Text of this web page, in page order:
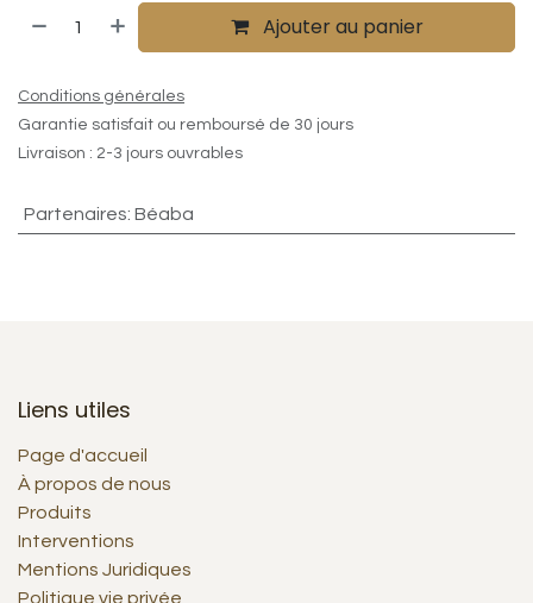
Ajouter au panier
Conditions générales
Garantie satisfait ou remboursé de 30 jours
Livraison : 2-3 jours ouvrables
Partenaires: Béaba
Liens utiles
Page d'accueil
À propos de nous
Produits
Interventions
Mentions Juridiques
Politique vie privée